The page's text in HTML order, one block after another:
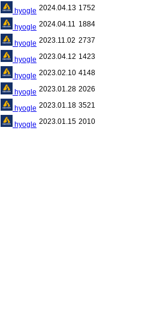
hyogle 2024.04.13 1752
hyogle 2024.04.11 1884
hyogle 2023.11.02 2737
hyogle 2023.04.12 1423
hyogle 2023.02.10 4148
hyogle 2023.01.28 2026
hyogle 2023.01.18 3521
hyogle 2023.01.15 2010